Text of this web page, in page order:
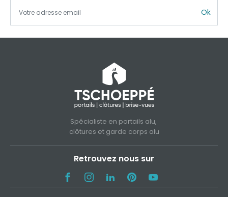
Ok
Spécialiste en portails alu,
clôtures et garde corps alu
Retrouvez nous sur